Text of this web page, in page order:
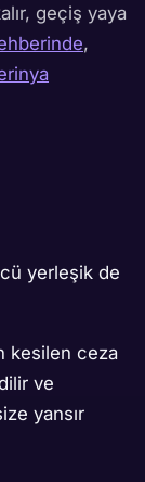
geçiş yaya
,
yerleşik de
kesilen ceza
ve
yansır